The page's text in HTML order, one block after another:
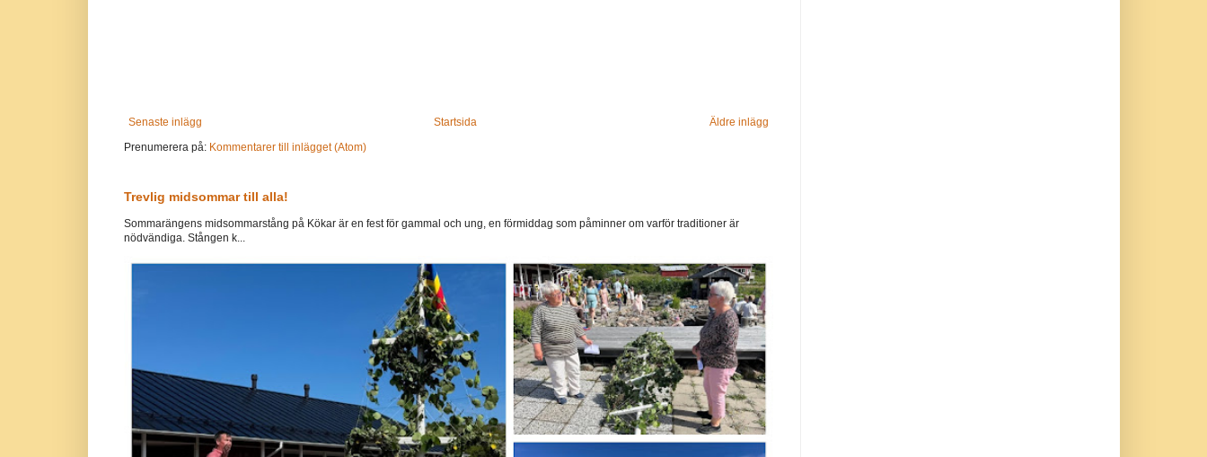
Senaste inlägg Äldre inlägg
Startsida
Prenumerera på: Kommentarer till inlägget (Atom)
Trevlig midsommar till alla!
Sommarängens midsommarstång på Kökar är en fest för gammal och ung, en förmiddag som påminner om varför traditioner är
nödvändiga. Stången k...